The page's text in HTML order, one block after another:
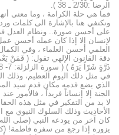
الرضا :2/30 ـ 38 ).
فما هي حلة الكرامة ، وما معنى
ونكتفي هنا بالإشارة الى كلمات
على أحسن صورة.. ونظام العدل
لإنسان إلا إذا كان عمله أحسن
العلمي أحسن العلماء ، وفي
دقة القانون الإلهي تقول: ( فَمَنْ
ذَرَّةٍ شَرّاً يَرَهُ ) ( سورة الزلزلة: 7- 8 )
في مثل ذلك اليوم العظيم، وذلك
الذي يضع قدمه مكان قدم سيد
الجنة إلا إنساناً فريداً ،
لا بد من التفكير في مثل هذه
الأحاديث وذلك السلوك النبوي مع
كان آخر من يودعه النبي (صلى
يزوره إذا رجع من سفره فاطمة!